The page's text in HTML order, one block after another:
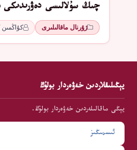
چىڭ سۇلالىسى دەۋرىدىكى
ژۇرنال ماقالىلىرى كۇاڭمىن
يېڭىلىقلاردىن خەۋەردار بولۇڭ
يېڭى ماقالىلەردىن خەۋەردار بولۇڭ.